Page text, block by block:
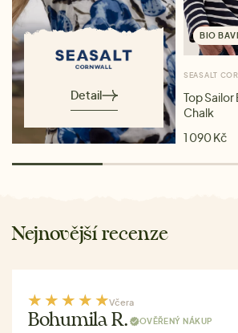
Detail
BIO
SEASALT
Top
Chalk
1 090 Kč
Nejnovější recenze
Včera
Bohumila R. OVĚŘENÝ NÁKUP